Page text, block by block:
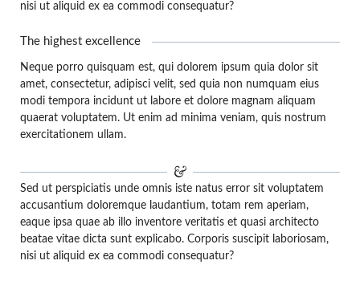
nisi ut aliquid ex ea commodi consequatur?
The highest excellence
Neque porro quisquam est, qui dolorem ipsum quia dolor sit
amet, consectetur, adipisci velit, sed quia non numquam eius
modi tempora incidunt ut labore et dolore magnam aliquam
quaerat voluptatem. Ut enim ad minima veniam, quis nostrum
exercitationem ullam.
Sed ut perspiciatis unde omnis iste natus error sit voluptatem
accusantium doloremque laudantium, totam rem aperiam,
eaque ipsa quae ab illo inventore veritatis et quasi architecto
beatae vitae dicta sunt explicabo. Corporis suscipit laboriosam,
nisi ut aliquid ex ea commodi consequatur?